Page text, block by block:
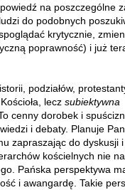
na poszczególne
do podobnych
krytycznie,
poprawność) i już
podziałów,
lecz subiektywna
cenny dorobek i
i debaty. Planuje Pan
zapraszając do dyskusji
kościelnych nie
Pańska perspektywa
i awangardę. Takie